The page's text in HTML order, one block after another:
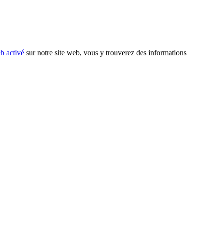
activé sur notre site web, vous y trouverez des informations